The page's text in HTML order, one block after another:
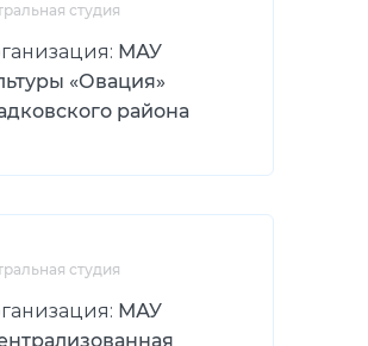
студия
МАУ
«Овация»
района
студия
МАУ